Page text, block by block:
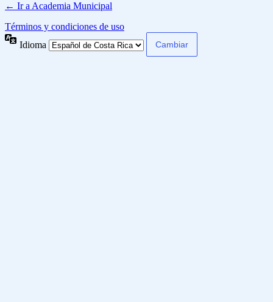
← Ir a Academia Municipal
Términos y condiciones de uso
Idioma